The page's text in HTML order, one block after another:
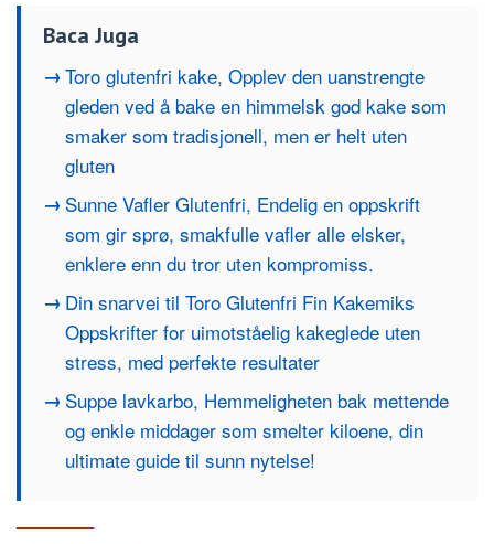
Baca Juga
Toro glutenfri kake, Opplev den uanstrengte
gleden ved å bake en himmelsk god kake som
smaker som tradisjonell, men er helt uten
gluten
Sunne Vafler Glutenfri, Endelig en oppskrift
som gir sprø, smakfulle vafler alle elsker,
enklere enn du tror uten kompromiss.
Din snarvei til Toro Glutenfri Fin Kakemiks
Oppskrifter for uimotståelig kakeglede uten
stress, med perfekte resultater
Suppe lavkarbo, Hemmeligheten bak mettende
og enkle middager som smelter kiloene, din
ultimate guide til sunn nytelse!